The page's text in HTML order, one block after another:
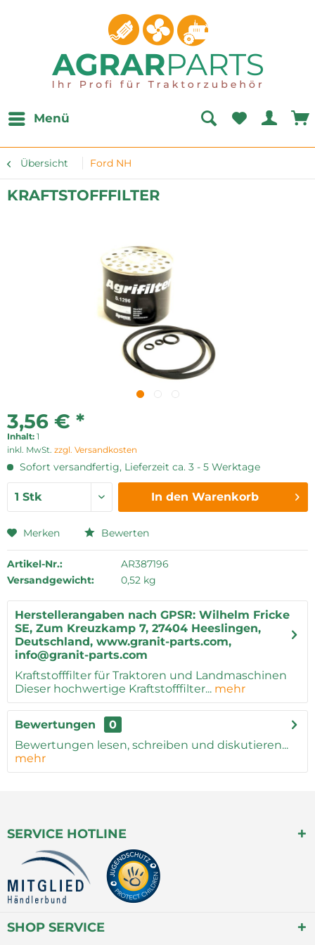
Menü
Übersicht Ford NH
KRAFTSTOFFFILTER
3,56 € *
Inhalt: 1
inkl. MwSt. zzgl. Versandkosten
Sofort versandfertig, Lieferzeit ca. 3 - 5 Werktage
In den Warenkorb
Merken Bewerten
Artikel-Nr.:
AR387196
Versandgewicht:
0,52 kg
Herstellerangaben nach GPSR: Wilhelm Fricke
SE, Zum Kreuzkamp 7, 27404 Heeslingen,
Deutschland, www.granit-parts.com,
info@granit-parts.com
Kraftstofffilter für Traktoren und Landmaschinen
Dieser hochwertige Kraftstofffilter... mehr
Bewertungen
0
Bewertungen lesen, schreiben und diskutieren...
mehr
SERVICE HOTLINE
SHOP SERVICE